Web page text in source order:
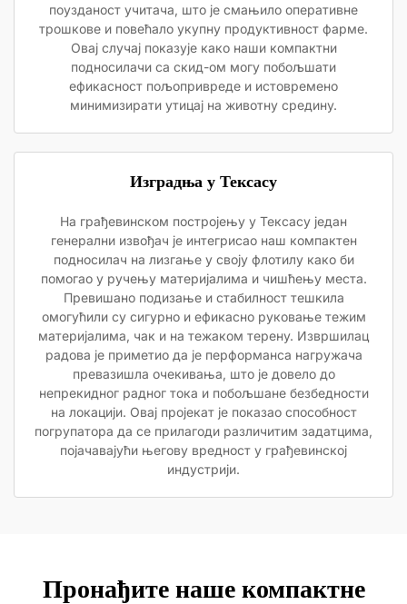
поузданост учитача, што је смањило оперативне
трошкове и повећало укупну продуктивност фарме.
Овај случај показује како наши компактни
подносилачи са скид-ом могу побољшати
ефикасност пољопривреде и истовремено
минимизирати утицај на животну средину.
Изградња у Тексасу
На грађевинском постројењу у Тексасу један
генерални извођач је интегрисао наш компактен
подносилач на лизгање у своју флотилу како би
помогао у ручењу материјалима и чишћењу места.
Превишано подизање и стабилност тешкила
омогућили су сигурно и ефикасно руковање тежим
материјалима, чак и на тежаком терену. Извршилац
радова је приметио да је перформанса нагружача
превазишла очекивања, што је довело до
непрекидног радног тока и побољшане безбедности
на локацији. Овај пројекат је показао способност
погрупатора да се прилагоди различитим задатцима,
појачавајући његову вредност у грађевинској
индустрији.
Пронађите наше компактне